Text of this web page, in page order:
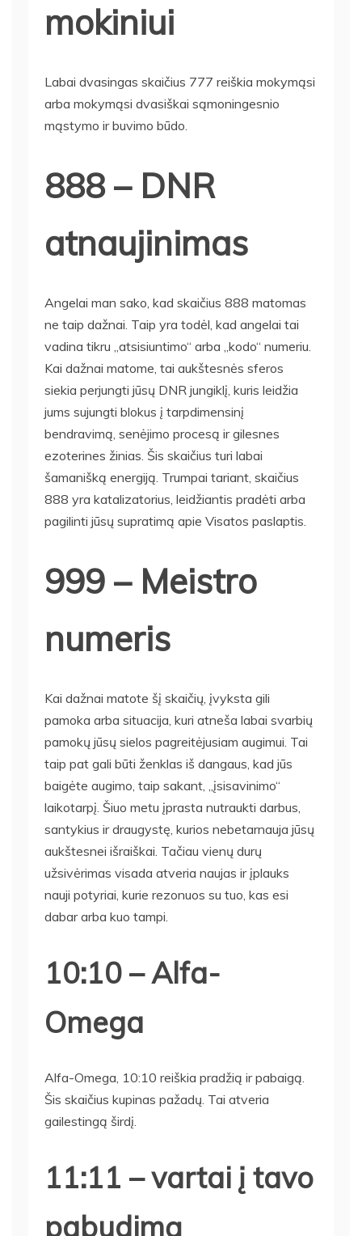
mokiniui
Labai dvasingas skaičius 777 reiškia mokymąsi
arba mokymąsi dvasiškai sąmoningesnio
mąstymo ir buvimo būdo.
888 – DNR
atnaujinimas
Angelai man sako, kad skaičius 888 matomas
ne taip dažnai. Taip yra todėl, kad angelai tai
vadina tikru „atsisiuntimo“ arba „kodo“ numeriu.
Kai dažnai matome, tai aukštesnės sferos
siekia perjungti jūsų DNR jungiklį, kuris leidžia
jums sujungti blokus į tarpdimensinį
bendravimą, senėjimo procesą ir gilesnes
ezoterines žinias. Šis skaičius turi labai
šamanišką energiją. Trumpai tariant, skaičius
888 yra katalizatorius, leidžiantis pradėti arba
pagilinti jūsų supratimą apie Visatos paslaptis.
999 – Meistro
numeris
Kai dažnai matote šį skaičių, įvyksta gili
pamoka arba situacija, kuri atneša labai svarbių
pamokų jūsų sielos pagreitėjusiam augimui. Tai
taip pat gali būti ženklas iš dangaus, kad jūs
baigėte augimo, taip sakant, „įsisavinimo“
laikotarpį. Šiuo metu įprasta nutraukti darbus,
santykius ir draugystę, kurios nebetarnauja jūsų
aukštesnei išraiškai. Tačiau vienų durų
užsivėrimas visada atveria naujas ir įplauks
nauji potyriai, kurie rezonuos su tuo, kas esi
dabar arba kuo tampi.
10:10 – Alfa-
Omega
Alfa-Omega, 10:10 reiškia pradžią ir pabaigą.
Šis skaičius kupinas pažadų. Tai atveria
gailestingą širdį.
11:11 – vartai į tavo
pabudimą